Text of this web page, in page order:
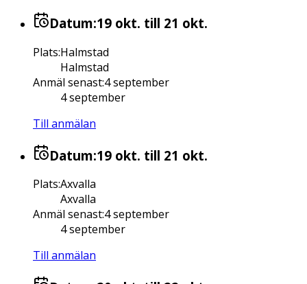
Datum:19 okt. till 21 okt.
Plats:Halmstad
Halmstad
Anmäl senast:4 september
4 september
Till anmälan
Datum:19 okt. till 21 okt.
Plats:Axvalla
Axvalla
Anmäl senast:4 september
4 september
Till anmälan